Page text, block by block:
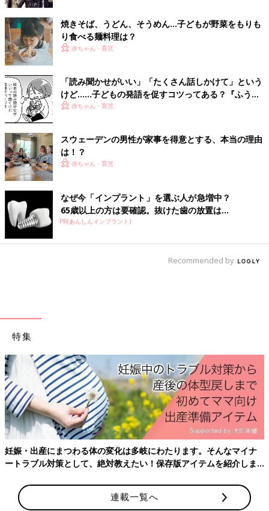
気がします。一日三十品目を目指して用意しないと、悪い母親
だ。働いているからって、それは言い訳にはならない。そう思っ
ていたのかもしれません。さらには、自分が子どもだった頃の理
想の母親像にも縛られていたんだと思います。毎日栄養たっぷり
の美味しい夕食が食卓に並び、おやつも手作りで……のような。
しかし最近調べてみると、〝目指せ一日三十品目〟は2000年に
厚生労働省の食生活指針からも消えたそう。 現在では「主食」
「副菜」「主菜」「牛乳・乳製品」「果物」をバランスよく食べ
るようにという指導がされているようです。な、なんだったん
だ、わたしがあんなに頑張ってきたのは！と拍子抜けしてしまい
ました。
「合理的、賢く手抜き」がスウェーデン流？
日本にいた頃のわたしは、共働きの多い国――たとえばスウェー
デンでも、ママたちは仕事のあと必死に立派な夕食を作っている
のだと勝手に思い込んでいました。でも、実際に行ってみると全
いし、それを手抜きだと批判する人もいない。なーんだ、これで
いいんだとすーっと肩の力がぬけました。日本で理想とされてき
るわけですから、いまでは「うちがこの町でいちばん豪勢な夕食
を食べさせているな」なんてたかをくくっているくらいになりま
した。日本にいた頃より相当手を抜いているにもかかわらず、で
す。
皆さんも、シンプルな料理に罪悪感を抱かなくてもいいと、私は
思います。そしてごく普通のメニューでも、「世界規模で見る
と、わたしは毎日すごいご飯を作っているんだ！」と自分をほめ
てあげてくださいね。
■関連：育休480日～なぜスウェーデンの職場は同僚への「しわ
寄せ」なしで回るのか？～
焼きそば、うどん、そうめん…子どもが野菜をもりも
り食べる麺料理は？
赤ちゃん・育児
「読み聞かせがいい」「たくさん話しかけて」という
けど……子どもの発語を促すコツってある？『ふうふ
う子育て ＃64』
赤ちゃん・育児
スウェーデンの男性が家事を得意とする、本当の理由
は！？
赤ちゃん・育児
なぜ今「インプラント」を選ぶ人が急増中？
65歳以上の方は要確認。抜けた歯の放置は...
PR(あんしんインプラント)
Recommended by
特集
妊娠・出産にまつわる体の変化は多岐にわたります。そんなマイナ
ートラブル対策として、絶対教えたい！保存版アイテムを紹介しま
連載一覧へ